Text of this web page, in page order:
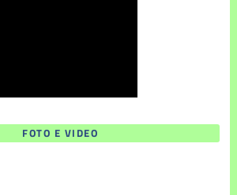
FOTO E VIDEO